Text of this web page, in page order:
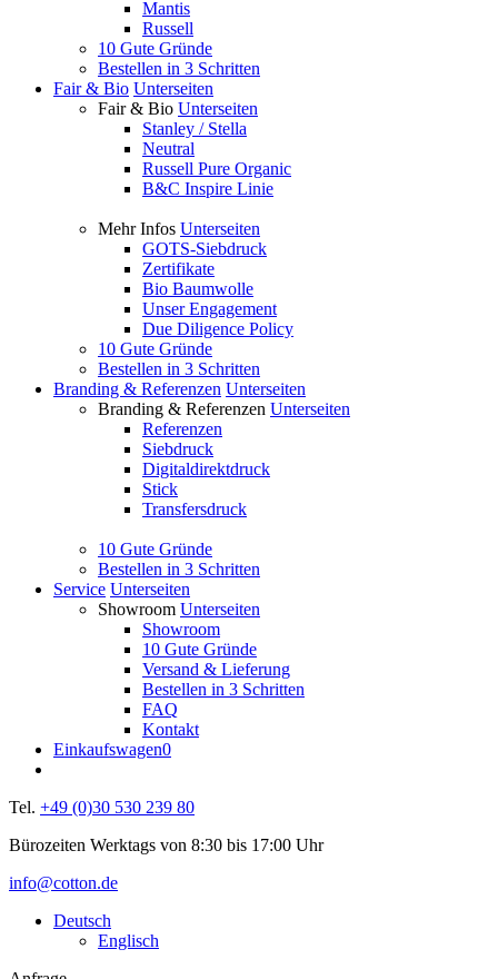
Mantis
Russell
10 Gute Gründe
Bestellen in 3 Schritten
Fair & Bio Unterseiten
Fair & Bio Unterseiten
Stanley / Stella
Neutral
Russell Pure Organic
B&C Inspire Linie
Mehr Infos Unterseiten
GOTS-Siebdruck
Zertifikate
Bio Baumwolle
Unser Engagement
Due Diligence Policy
10 Gute Gründe
Bestellen in 3 Schritten
Branding & Referenzen Unterseiten
Branding & Referenzen Unterseiten
Referenzen
Siebdruck
Digitaldirektdruck
Stick
Transfersdruck
10 Gute Gründe
Bestellen in 3 Schritten
Service Unterseiten
Showroom Unterseiten
Showroom
10 Gute Gründe
Versand & Lieferung
Bestellen in 3 Schritten
FAQ
Kontakt
Einkaufswagen0
Tel. +49 (0)30 530 239 80
Bürozeiten Werktags von 8:30 bis 17:00 Uhr
info@cotton.de
Deutsch
Englisch